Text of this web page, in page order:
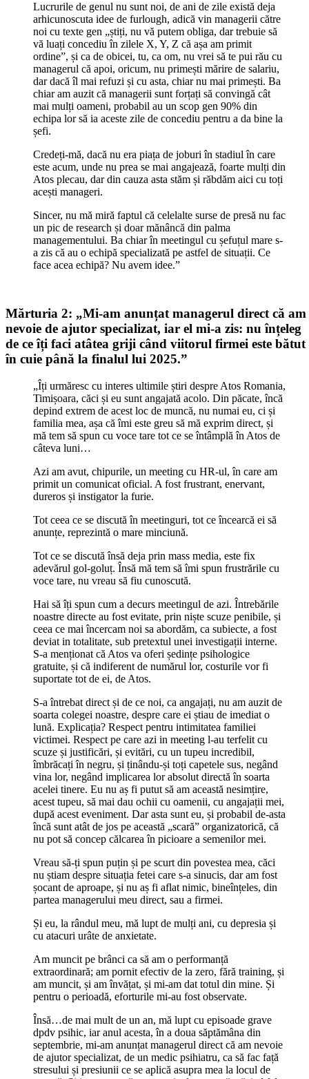
Lucrurile de genul nu sunt noi, de ani de zile există deja
arhicunoscuta idee de furlough, adică vin managerii către
noi cu texte gen „știți, nu vă putem obliga, dar trebuie să
vă luați concediu în zilele X, Y, Z că așa am primit
ordine”, și ca de obicei, tu, ca om, nu vrei să te pui rău cu
managerul că apoi, oricum, nu primești mărire de salariu,
dar dacă îl mai refuzi și cu asta, chiar nu mai primești. Ba
chiar am auzit că managerii sunt forțați să convingă cât
mai mulți oameni, probabil au un scop gen 90% din
echipa lor să ia aceste zile de concediu pentru a da bine la
șefi.
Credeți-mă, dacă nu era piața de joburi în stadiul în care
este acum, unde nu prea se mai angajează, foarte mulți din
Atos plecau, dar din cauza asta stăm și răbdăm aici cu toți
acești manageri.
Sincer, nu mă miră faptul că celelalte surse de presă nu fac
un pic de research și doar mănâncă din palma
managementului. Ba chiar în meetingul cu șefuțul mare s-
a zis că au o echipă specializată pe astfel de situații. Ce
face acea echipă? Nu avem idee.”
Mărturia 2: „Mi-am anunțat managerul direct că am
nevoie de ajutor specializat, iar el mi-a zis: nu înțeleg
de ce îți faci atâtea griji când viitorul firmei este bătut
în cuie până la finalul lui 2025.”
„Îți urmăresc cu interes ultimile știri despre Atos Romania,
Timișoara, căci și eu sunt angajată acolo. Din păcate, încă
depind extrem de acest loc de muncă, nu numai eu, ci și
familia mea, așa că îmi este greu să mă exprim direct, și
mă tem să spun cu voce tare tot ce se întâmplă în Atos de
câteva luni…
Azi am avut, chipurile, un meeting cu HR-ul, în care am
primit un comunicat oficial. A fost frustrant, enervant,
dureros și instigator la furie.
Tot ceea ce se discută în meetinguri, tot ce încearcă ei să
anunțe, reprezintă o mare minciună.
Tot ce se discută însă deja prin mass media, este fix
adevărul gol-goluț. Însă mă tem să îmi spun frustrările cu
voce tare, nu vreau să fiu cunoscută.
Hai să îți spun cum a decurs meetingul de azi. Întrebările
noastre directe au fost evitate, prin niște scuze penibile, și
ceea ce mai încercam noi sa abordăm, ca subiecte, a fost
deviat in totalitate, sub pretextul unei investigații interne.
S-a menționat că Atos va oferi ședințe psihologice
gratuite, și că indiferent de numărul lor, costurile vor fi
suportate tot de ei, de Atos.
S-a întrebat direct și de ce noi, ca angajați, nu am auzit de
soarta colegei noastre, despre care ei știau de imediat o
lună. Explicația? Respect pentru intimitatea familiei
victimei. Respect pe care azi in meeting l-au terfelit cu
scuze și justificări, și evitări, cu un tupeu incredibil,
îmbrăcați în negru, și ținându-și toți capetele sus, negând
vina lor, negând implicarea lor absolut directă în soarta
acelei tinere. Eu nu aș fi putut să am această nesimțire,
acest tupeu, să mai dau ochii cu oamenii, cu angajații mei,
după acest eveniment. Dar asta sunt eu, și probabil de-asta
încă sunt atât de jos pe această „scară” organizatorică, că
nu pot să concep călcarea în picioare a semenilor mei.
Vreau să-ți spun puțin și pe scurt din povestea mea, căci
nu știam despre situația fetei care s-a sinucis, dar am fost
șocant de aproape, și nu aș fi aflat nimic, bineînțeles, din
partea managerului meu direct, sau a firmei.
Și eu, la rândul meu, mă lupt de mulți ani, cu depresia și
cu atacuri urâte de anxietate.
Am muncit pe brânci ca să am o performanță
extraordinară; am pornit efectiv de la zero, fără training, și
am muncit, și am învățat, și mi-am dat totul din mine. Și
pentru o perioadă, eforturile mi-au fost observate.
Însă…de mai mult de un an, mă lupt cu episoade grave
dpdv psihic, iar anul acesta, în a doua săptămâna din
septembrie, mi-am anunțat managerul direct că am nevoie
de ajutor specializat, de un medic psihiatru, ca să fac față
stresului și presiunii ce se aplică asupra mea la locul de